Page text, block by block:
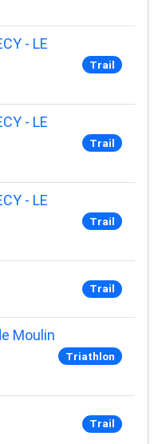
- LE
Trail
- LE
Trail
- LE
Trail
Trail
Moulin
Triathlon
Trail